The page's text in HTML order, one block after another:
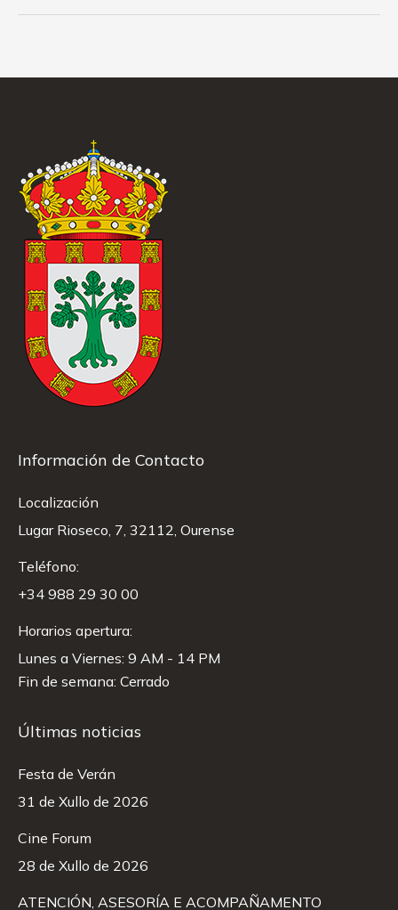
Información de Contacto
Localización
Lugar Rioseco, 7, 32112, Ourense
Teléfono:
+34 988 29 30 00
Horarios apertura:
Lunes a Viernes: 9 AM - 14 PM
Fin de semana: Cerrado
Últimas noticias
Festa de Verán
31 de Xullo de 2026
Cine Forum
28 de Xullo de 2026
ATENCIÓN, ASESORÍA E ACOMPAÑAMENTO